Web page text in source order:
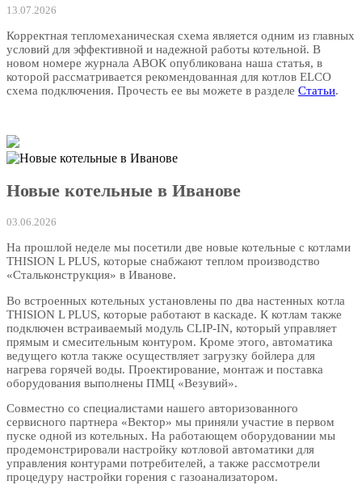
13.07.2026
Корректная тепломеханическая схема является одним из главных
условий для эффективной и надежной работы котельной. В
новом номере журнала АВОК опубликована наша статья, в
которой рассматривается рекомендованная для котлов ELCO
схема подключения. Прочесть ее вы можете в разделе Статьи.
Новые котельные в Иванове
03.06.2026
На прошлой неделе мы посетили две новые котельные с котлами
THISION L PLUS, которые снабжают теплом производство
«Стальконструкция» в Иванове.
Во встроенных котельных установлены по два настенных котла
THISION L PLUS, которые работают в каскаде. К котлам также
подключен встраиваемый модуль CLIP-IN, который управляет
прямым и смесительным контуром. Кроме этого, автоматика
ведущего котла также осуществляет загрузку бойлера для
нагрева горячей воды. Проектирование, монтаж и поставка
оборудования выполнены ПМЦ «Везувий».
Совместно со специалистами нашего авторизованного
сервисного партнера «Вектор» мы приняли участие в первом
пуске одной из котельных. На работающем оборудовании мы
продемонстрировали настройку котловой автоматики для
управления контурами потребителей, а также рассмотрели
процедуру настройки горения с газоанализатором.